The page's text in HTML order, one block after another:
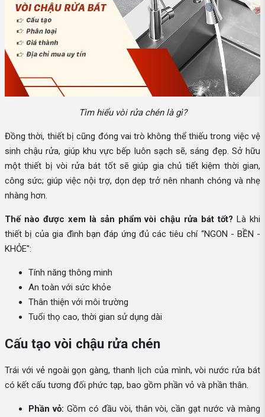
Tìm hiểu vòi rửa chén là gì?
Đồng thời, thiết bị cũng đóng vai trò không thể thiếu trong việc vệ
sinh chậu rửa, giúp khu vực bếp luôn sạch sẽ, sáng đẹp. Sở hữu
một thiết bị vòi rửa bát tốt sẽ giúp gia chủ tiết kiệm thời gian,
công sức; giúp việc nội trợ, dọn dẹp trở nên nhanh chóng và nhẹ
nhàng hơn.
Thế nào được xem là sản phẩm vòi chậu rửa bát tốt? Là khi
thiết bị của gia đình bạn đáp ứng đủ các tiêu chí “NGON - BỀN -
KHỎE":
Tính năng thông minh
An toàn với sức khỏe
Thân thiện với môi trường
Tuổi thọ cao, thời gian sử dụng dài
Cấu tạo vòi chậu rửa chén
Trái với vẻ ngoài gọn gàng, thanh lịch của mình, vòi nước rửa bát
có kết cấu tương đối phức tạp, bao gồm phần vỏ và phần thân.
Phần vỏ: Gồm có đầu vòi, thân vòi, cần gạt nước và màng